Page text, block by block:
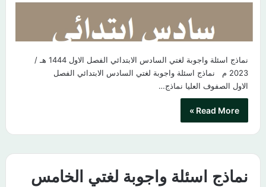
نماذج اسئلة واجوبة لغتي السادس الابتدائي الفصل الاول 1444 هـ /
2023 م نماذج اسئلة واجوبة لغتي السادس الابتدائي الفصل
الاول الصفوف العليا نماذج…
Read More »
نماذج اسئلة واجوبة لغتي الخامس